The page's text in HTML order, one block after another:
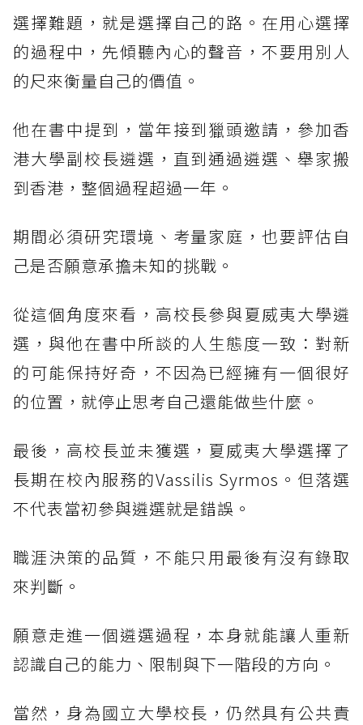
選擇難題，就是選擇自己的路。在用心選擇
的過程中，先傾聽內心的聲音，不要用別人
的尺來衡量自己的價值。
他在書中提到，當年接到獵頭邀請，參加香
港大學副校長遴選，直到通過遴選、舉家搬
到香港，整個過程超過一年。
期間必須研究環境、考量家庭，也要評估自
己是否願意承擔未知的挑戰。
從這個角度來看，高校長參與夏威夷大學遴
選，與他在書中所談的人生態度一致：對新
的可能保持好奇，不因為已經擁有一個很好
的位置，就停止思考自己還能做些什麼。
最後，高校長並未獲選，夏威夷大學選擇了
長期在校內服務的Vassilis Syrmos。但落選
不代表當初參與遴選就是錯誤。
職涯決策的品質，不能只用最後有沒有錄取
來判斷。
願意走進一個遴選過程，本身就能讓人重新
認識自己的能力、限制與下一階段的方向。
當然，身為國立大學校長，仍然具有公共責